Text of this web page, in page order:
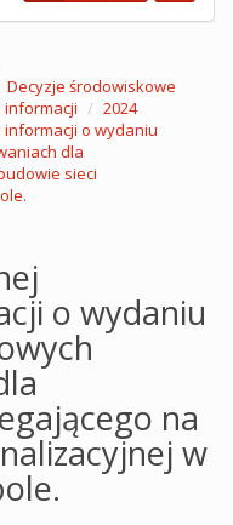
Decyzje środowiskowe
informacji
2024
o wydaniu
dla
sieci
o wydaniu
na
w